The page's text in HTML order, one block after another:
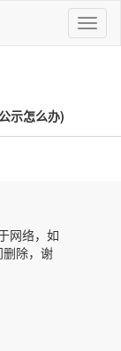
切
换
示怎么办)
网络，如
除，谢